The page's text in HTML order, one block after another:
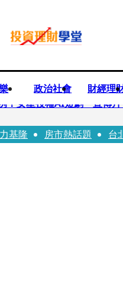
政治社會 財經理
！女星授權AI短劇 宣傳
氣化 台達電鄭平看好微電
基隆 房市熱話題 台